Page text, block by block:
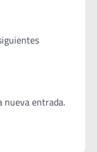
nueva entrada.